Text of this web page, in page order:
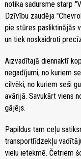
notika sadursme starp
Dzīvību zaudēja
pie stūres pasliktinājās
un tiek noskaidroti
Aizvadītajā diennaktī
negadījumi, no kuriem
cilvēki, no kuriem seši
avārijā. Savukārt viens
gājējs.
Papildus tam ceļu
transportlīdzekļu
vielu ietekmē. Četriem